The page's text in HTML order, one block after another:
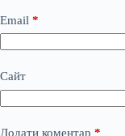
Email *
Сайт
Додати коментар *